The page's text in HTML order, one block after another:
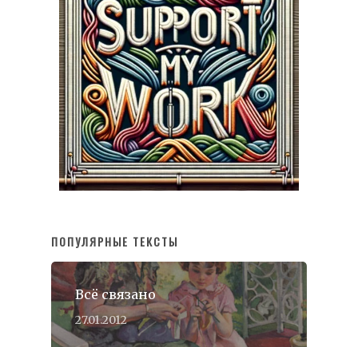
ПОПУЛЯРНЫЕ ТЕКСТЫ
Всё связано
27.01.2012